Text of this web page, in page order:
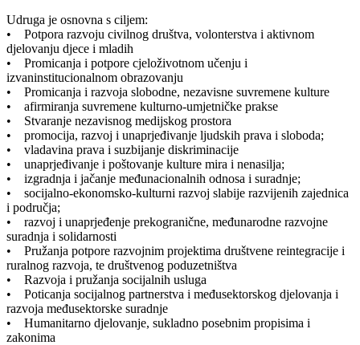
Udruga je osnovna s ciljem:
• Potpora razvoju civilnog društva, volonterstva i aktivnom
djelovanju djece i mladih
• Promicanja i potpore cjeloživotnom učenju i
izvaninstitucionalnom obrazovanju
• Promicanja i razvoja slobodne, nezavisne suvremene kulture
• afirmiranja suvremene kulturno-umjetničke prakse
• Stvaranje nezavisnog medijskog prostora
• promocija, razvoj i unaprjeđivanje ljudskih prava i sloboda;
• vladavina prava i suzbijanje diskriminacije
• unaprjeđivanje i poštovanje kulture mira i nenasilja;
• izgradnja i jačanje međunacionalnih odnosa i suradnje;
• socijalno-ekonomsko-kulturni razvoj slabije razvijenih zajednica
i područja;
• razvoj i unaprjeđenje prekogranične, međunarodne razvojne
suradnja i solidarnosti
• Pružanja potpore razvojnim projektima društvene reintegracije i
ruralnog razvoja, te društvenog poduzetništva
• Razvoja i pružanja socijalnih usluga
• Poticanja socijalnog partnerstva i međusektorskog djelovanja i
razvoja međusektorske suradnje
• Humanitarno djelovanje, sukladno posebnim propisima i
zakonima